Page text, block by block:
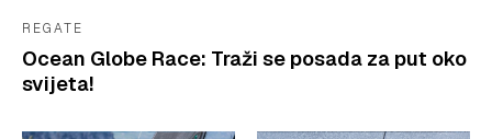
REGATE
Ocean Globe Race: Traži se posada za put oko
svijeta!